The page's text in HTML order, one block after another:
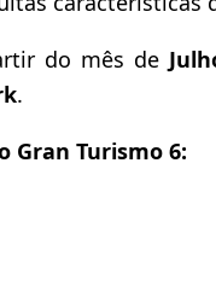
do mês de
.
Gran Turismo 6: